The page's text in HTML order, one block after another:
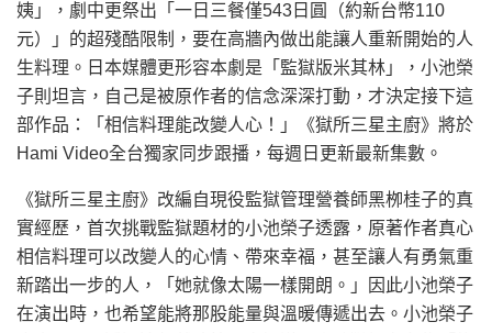
姨」，劇中更祭出「一日三餐僅543日圓（約新台幣110
元）」的超殘酷限制，要在高牆內做出能讓人重新開始的人
生料理。日本媒體更形容本劇是「監獄版米其林」，小池榮
子則坦言，自己是被原作者的信念深深打動，才決定接下這
部作品：「相信料理能改變人心！」《獄所三星主廚》將於
Hami Video全台獨家同步跟播，每週日更新最新集數。
《獄所三星主廚》改編自現役監獄管理營養師黑栁桂子的真
實經歷，首次挑戰監獄題材的小池榮子透露，原著作者真心
相信料理可以改變人的心情、帶來幸福，甚至讓人有勇氣重
新踏出一步的人，「她就像太陽一樣開朗。」因此小池榮子
在演出時，也希望能將那股能量與溫暖傳遞出去。小池榮子